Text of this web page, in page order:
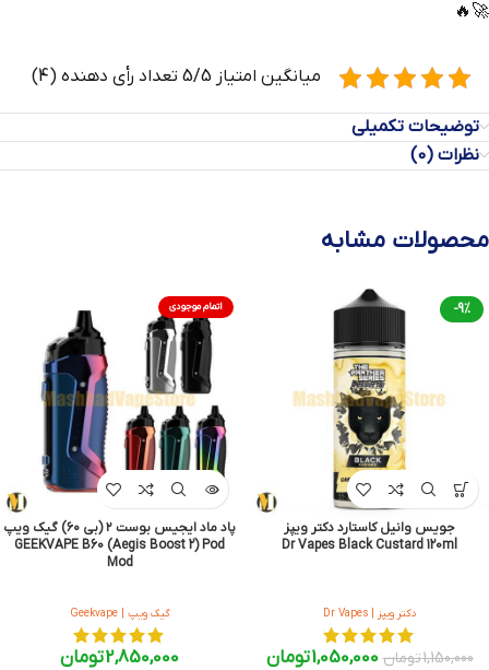
🚀🔥
میانگین امتیاز 5/5 تعداد رأی دهنده (4)
توضیحات تکمیلی
نظرات (0)
محصولات مشابه
-9%
جویس وانیل کاستارد دکتر ویپز
Dr Vapes Black Custard 120ml
دکتر ویپز | Dr Vapes
1,150,000تومان 1,050,000تومان
اتمام موجودی
پاد ماد ایجیس بوست ۲ (بی ۶۰) گیک ویپ
GEEKVAPE B60 (Aegis Boost 2) Pod
Mod
گیک ویپ | Geekvape
2,850,000تومان